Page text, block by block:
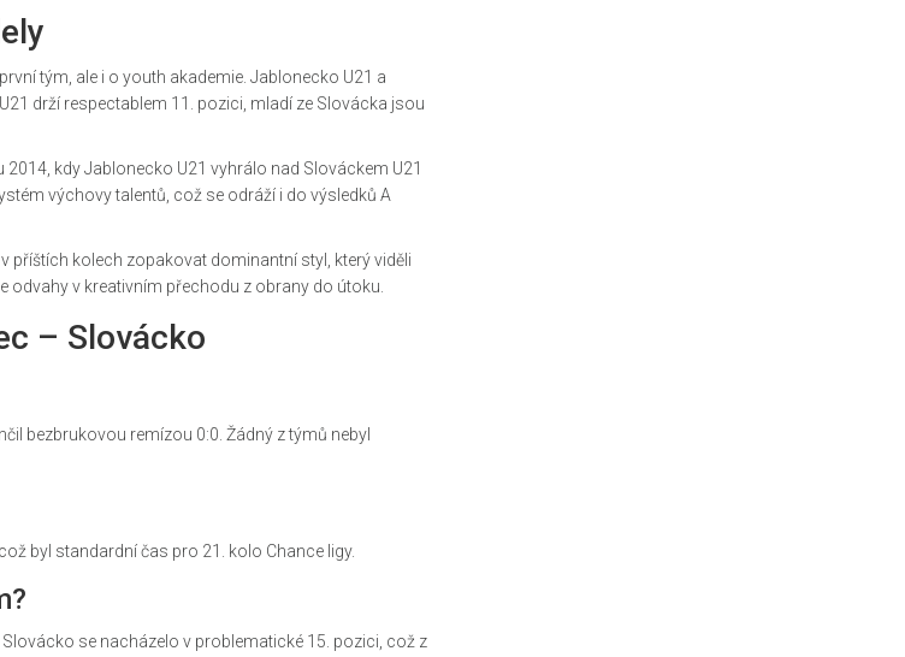
tým, ale i o youth akademie. Jablonecko U21 a
drží respectablem 11. pozici, mladí ze Slovácka jsou
kdy Jablonecko U21 vyhrálo nad Slováckem U21
výchovy talentů, což se odráží i do výsledků A
příštích kolech zopakovat dominantní styl, který viděli
odvahy v kreativním přechodu z obrany do útoku.
– Slovácko
bezbrukovou remízou 0:0. Žádný z týmů nebyl
byl standardní čas pro 21. kolo Chance ligy.
se nacházelo v problematické 15. pozici, což z